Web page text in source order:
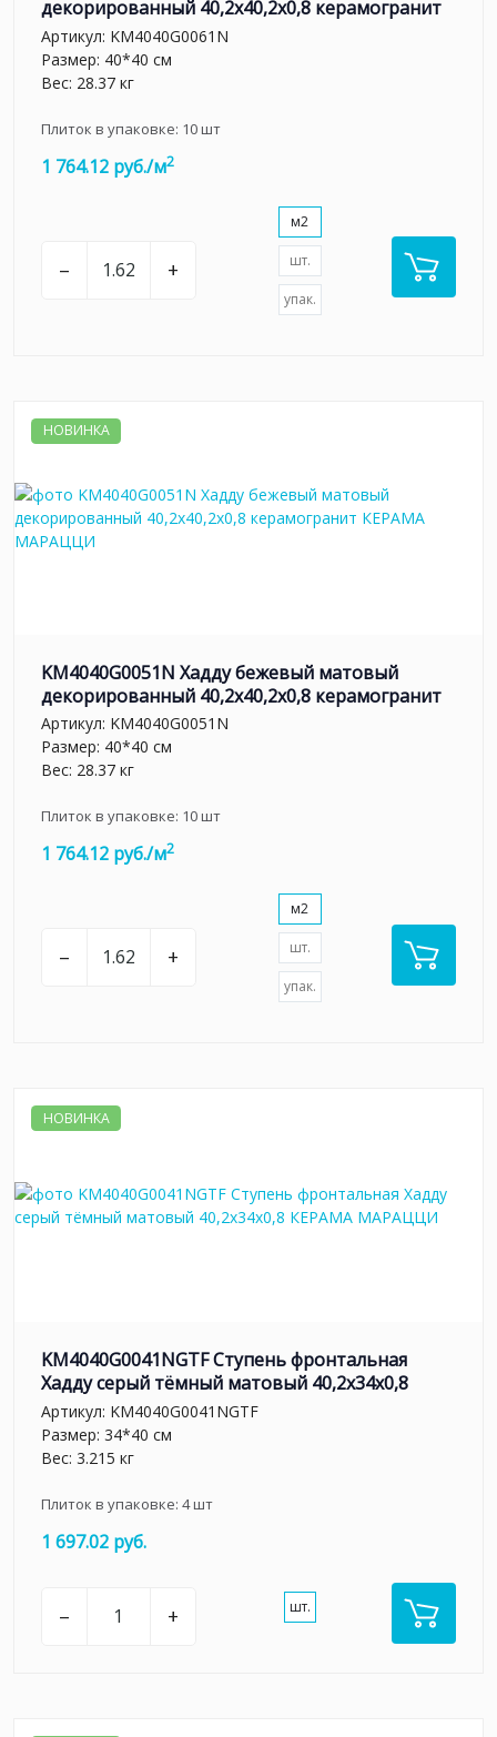
декорированный 40,2x40,2x0,8 керамогранит
Артикул: KM4040G0061N
Размер: 40*40 см
Вес: 28.37 кг
Плиток в упаковке: 10шт
1 764.12 руб./м2
– +
м2
шт.
упак.
НОВИНКА
KM4040G0051N Хадду бежевый матовый
декорированный 40,2x40,2x0,8 керамогранит
Артикул: KM4040G0051N
Размер: 40*40 см
Вес: 28.37 кг
Плиток в упаковке: 10шт
1 764.12 руб./м2
– +
м2
шт.
упак.
НОВИНКА
KM4040G0041NGTF Ступень фронтальная
Хадду серый тёмный матовый 40,2x34x0,8
Артикул: KM4040G0041NGTF
Размер: 34*40 см
Вес: 3.215 кг
Плиток в упаковке: 4шт
1 697.02 руб.
– + шт.